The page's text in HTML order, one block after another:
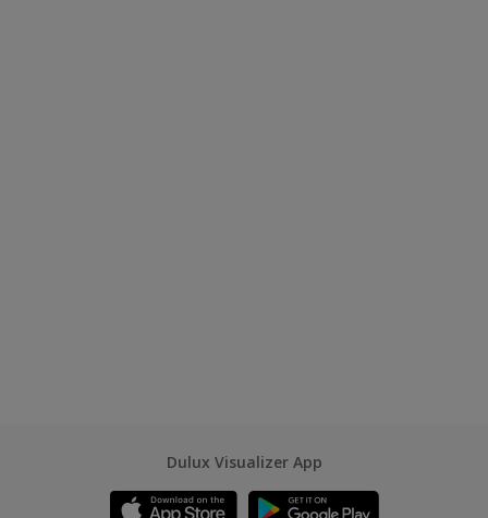
Dulux Visualizer App